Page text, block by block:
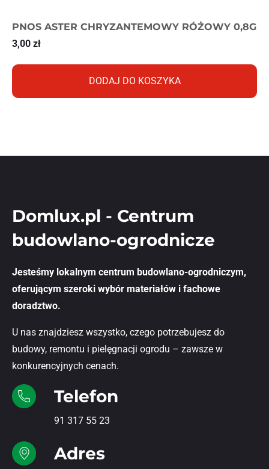
PNOS ASTER CHRYZANTEMOWY RÓŻOWY 0,8G
3,00 zł
DODAJ DO KOSZYKA
Domlux.pl - Centrum
budowlano-ogrodnicze
Jesteśmy lokalnym centrum budowlano-ogrodniczym,
oferującym szeroki wybór materiałów i fachowe
doradztwo.
U nas znajdziesz wszystko, czego potrzebujesz do
budowy, remontu i pielęgnacji ogrodu – zawsze w
konkurencyjnych cenach.
Telefon
91 317 55 23
Adres